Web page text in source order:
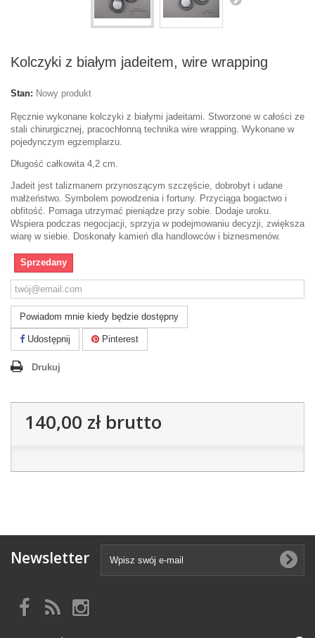
Kolczyki z białym jadeitem, wire wrapping
Stan: Nowy produkt
Ręcznie wykonane kolczyki z białymi jadeitami. Stworzone w całości ze
stali chirurgicznej, pracochłonną technika wire wrapping. Wykonane w
pojedynczym egzemplarzu.
Długość całkowita 4,2 cm.
Jadeit jest talizmanem przynoszącym szczęście, dobrobyt i udane
małżeństwo. Symbolem powodzenia i fortuny. Przyciąga bogactwo i
obfitość. Pomaga utrzymać pieniądze przy sobie. Dodaje uroku.
Wspiera podczas negocjacji, sprzyja w podejmowaniu decyzji, zwiększa
wiarę w siebie. Doskonały kamień dla handlowców i biznesmenów.
Sprzedany
Powiadom mnie kiedy będzie dostępny
Udostępnij Pinterest
Drukuj
140,00 złbrutto
Newsletter